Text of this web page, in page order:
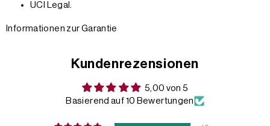
UCI Legal.
Informationen zur Garantie
Kundenrezensionen
5,00 von 5
Basierend auf 10 Bewertungen